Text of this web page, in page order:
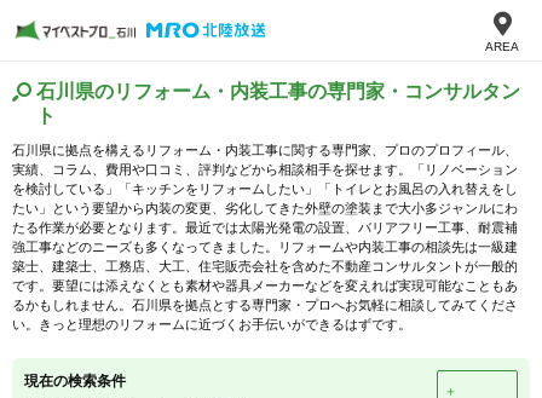
AREA
石川県のリフォーム・内装工事の専門家・コンサルタン
ト
石川県に拠点を構えるリフォーム・内装工事に関する専門家、プロのプロフィール、
実績、コラム、費用や口コミ、評判などから相談相手を探せます。「リノベーション
を検討している」「キッチンをリフォームしたい」「トイレとお風呂の入れ替えをし
たい」という要望から内装の変更、劣化してきた外壁の塗装まで大小多ジャンルにわ
たる作業が必要となります。最近では太陽光発電の設置、バリアフリー工事、耐震補
強工事などのニーズも多くなってきました。リフォームや内装工事の相談先は一級建
築士、建築士、工務店、大工、住宅販売会社を含めた不動産コンサルタントが一般的
です。要望には添えなくとも素材や器具メーカーなどを変えれば実現可能なこともあ
るかもしれません。石川県を拠点とする専門家・プロへお気軽に相談してみてくださ
い。きっと理想のリフォームに近づくお手伝いができるはずです。
現在の検索条件
＋